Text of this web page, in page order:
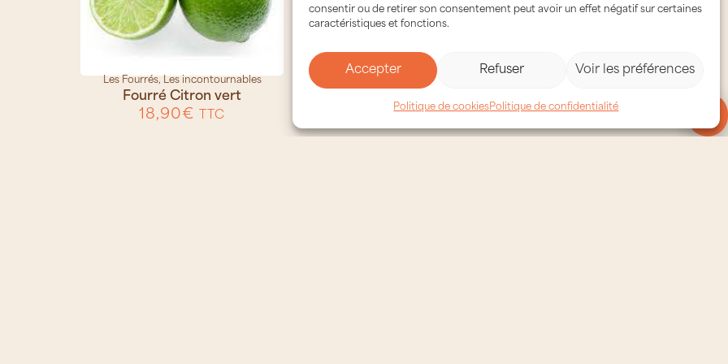
consentir ou de retirer son consentement peut avoir un effet négatif sur certaines
caractéristiques et fonctions.
Accepter Refuser Voir les préférences
Politique de cookiesPolitique de confidentialité
Les Fourrés, Les incontournables
Fourré Citron vert
18,90€ TTC